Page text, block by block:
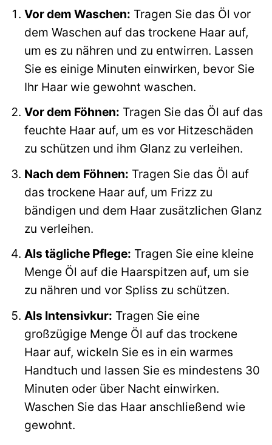
Vor dem Waschen: Tragen Sie das Öl vor
dem Waschen auf das trockene Haar auf,
um es zu nähren und zu entwirren. Lassen
Sie es einige Minuten einwirken, bevor Sie
Ihr Haar wie gewohnt waschen.
Vor dem Föhnen: Tragen Sie das Öl auf das
feuchte Haar auf, um es vor Hitzeschäden
zu schützen und ihm Glanz zu verleihen.
Nach dem Föhnen: Tragen Sie das Öl auf
das trockene Haar auf, um Frizz zu
bändigen und dem Haar zusätzlichen Glanz
zu verleihen.
Als tägliche Pflege: Tragen Sie eine kleine
Menge Öl auf die Haarspitzen auf, um sie
zu nähren und vor Spliss zu schützen.
Als Intensivkur: Tragen Sie eine
großzügige Menge Öl auf das trockene
Haar auf, wickeln Sie es in ein warmes
Handtuch und lassen Sie es mindestens 30
Minuten oder über Nacht einwirken.
Waschen Sie das Haar anschließend wie
gewohnt.